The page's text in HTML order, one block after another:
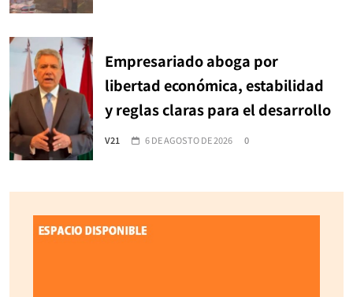
Empresariado aboga por
libertad económica, estabilidad
y reglas claras para el desarrollo
V21 6 DE AGOSTO DE 2026 0